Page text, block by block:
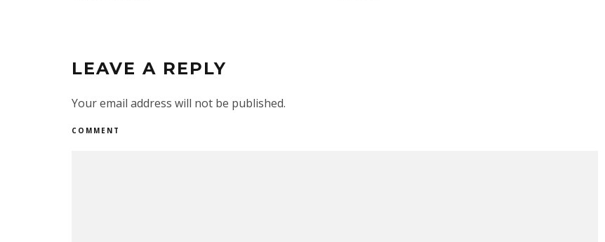
LEAVE A REPLY
Your email address will not be published.
COMMENT